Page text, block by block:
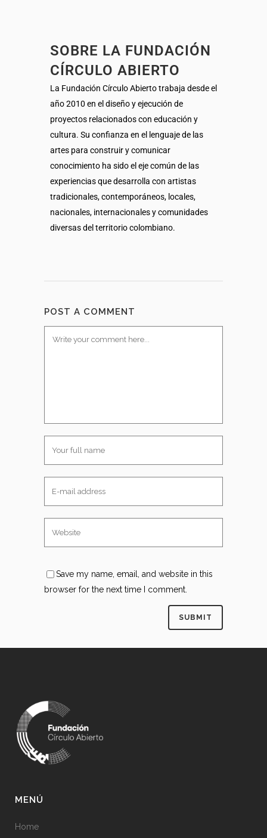
SOBRE LA FUNDACIÓN
CÍRCULO ABIERTO
La Fundación Círculo Abierto trabaja desde el
año 2010 en el diseño y ejecución de
proyectos relacionados con educación y
cultura. Su confianza en el lenguaje de las
artes para construir y comunicar
conocimiento ha sido el eje común de las
experiencias que desarrolla con artistas
tradicionales, contemporáneos, locales,
nacionales, internacionales y comunidades
diversas del territorio colombiano.
POST A COMMENT
Save my name, email, and website in this
browser for the next time I comment.
MENÚ
Home